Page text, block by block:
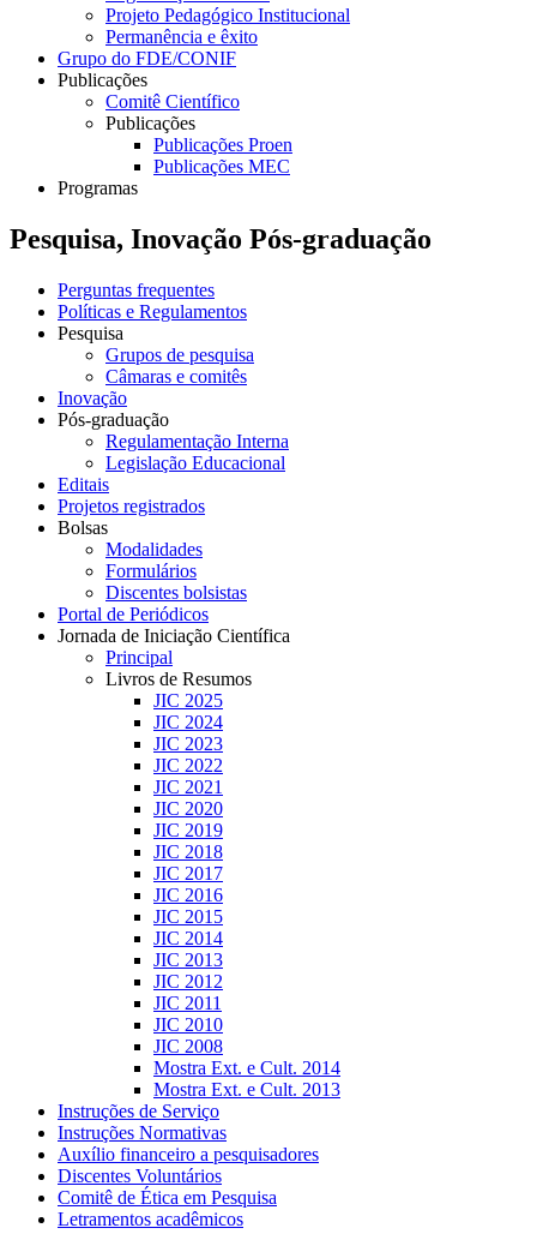
Projeto Pedagógico Institucional
Permanência e êxito
Grupo do FDE/CONIF
Publicações
Comitê Científico
Publicações
Publicações Proen
Publicações MEC
Programas
Pesquisa, Inovação Pós-graduação
Perguntas frequentes
Políticas e Regulamentos
Pesquisa
Grupos de pesquisa
Câmaras e comitês
Inovação
Pós-graduação
Regulamentação Interna
Legislação Educacional
Editais
Projetos registrados
Bolsas
Modalidades
Formulários
Discentes bolsistas
Portal de Periódicos
Jornada de Iniciação Científica
Principal
Livros de Resumos
JIC 2025
JIC 2024
JIC 2023
JIC 2022
JIC 2021
JIC 2020
JIC 2019
JIC 2018
JIC 2017
JIC 2016
JIC 2015
JIC 2014
JIC 2013
JIC 2012
JIC 2011
JIC 2010
JIC 2008
Mostra Ext. e Cult. 2014
Mostra Ext. e Cult. 2013
Instruções de Serviço
Instruções Normativas
Auxílio financeiro a pesquisadores
Discentes Voluntários
Comitê de Ética em Pesquisa
Letramentos acadêmicos